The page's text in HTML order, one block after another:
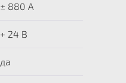
± 880 A
+ 24 В
да